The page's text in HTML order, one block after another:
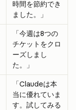
時間を節約でき
ました。」
「今週は8つの
チケットをクロ
ーズしまし
た。」
「Claudeは本
当に優れていま
す。試してみる